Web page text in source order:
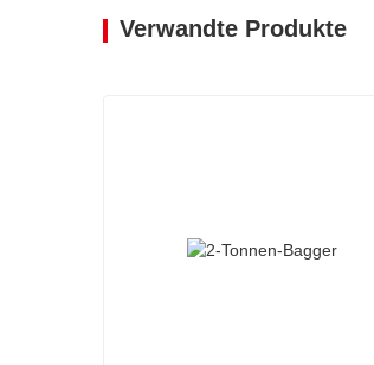
Verwandte Produkte